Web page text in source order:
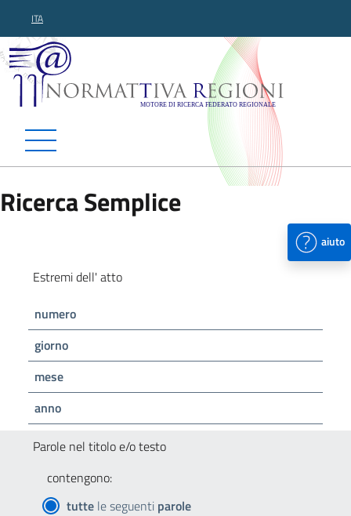
ITA
Normattiva Regioni -
Ricerca Semplice
aiuto
Estremi dell' atto
numero
giorno
mese
anno
Parole nel titolo e/o testo
contengono:
tutte le seguenti parole